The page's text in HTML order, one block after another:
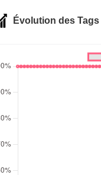
Évolution des